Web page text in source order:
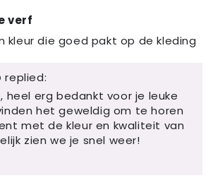
verf
kleur die goed pakt op de kleding
replied:
heel erg bedankt voor je leuke
het geweldig om te horen
met de kleur en kwaliteit van
zien we je snel weer!